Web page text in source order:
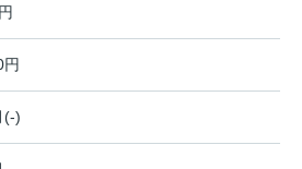
(-)